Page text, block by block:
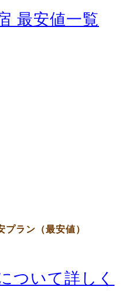
最安値一覧
ラン（最安値）
ついて詳しく